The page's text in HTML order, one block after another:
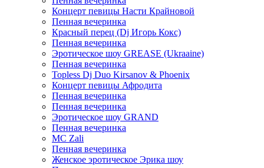
Концерт певицы Насти Крайновой
Пенная вечеринка
Красный перец (Dj Игорь Кокс)
Пенная вечеринка
Эротическое шоу GREASE (Ukraaine)
Пенная вечеринка
Topless Dj Duo Kirsanov & Phoenix
Концерт певицы Афродита
Пенная вечеринка
Пенная вечеринка
Эротическое шоу GRAND
Пенная вечеринка
MC Zali
Пенная вечеринка
Женское эротическое Эрика шоу